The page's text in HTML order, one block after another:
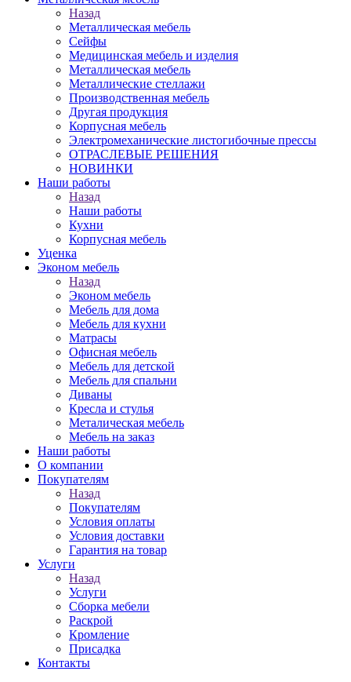
Назад
Металлическая мебель
Сейфы
Медицинская мебель и изделия
Металлическая мебель
Металлические стеллажи
Производственная мебель
Другая продукция
Корпусная мебель
Электромеханические листогибочные прессы
ОТРАСЛЕВЫЕ РЕШЕНИЯ
НОВИНКИ
Наши работы
Назад
Наши работы
Кухни
Корпусная мебель
Уценка
Эконом мебель
Назад
Эконом мебель
Мебель для дома
Мебель для кухни
Матрасы
Офисная мебель
Мебель для детской
Мебель для спальни
Диваны
Кресла и стулья
Металическая мебель
Мебель на заказ
Наши работы
О компании
Покупателям
Назад
Покупателям
Условия оплаты
Условия доставки
Гарантия на товар
Услуги
Назад
Услуги
Сборка мебели
Раскрой
Кромление
Присадка
Контакты